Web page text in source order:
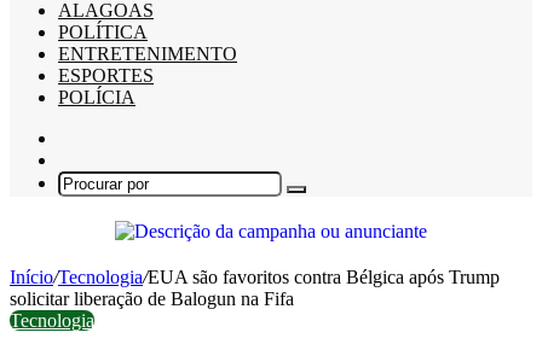
ALAGOAS
POLÍTICA
ENTRETENIMENTO
ESPORTES
POLÍCIA
skin
Procurar
Início/Tecnologia/EUA são favoritos contra Bélgica após Trump
solicitar liberação de Balogun na Fifa
Tecnologia